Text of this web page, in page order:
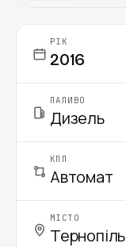
РІК
2016
ПАЛИВО
Дизель
КПП
Автомат
МІСТО
Тернопіль